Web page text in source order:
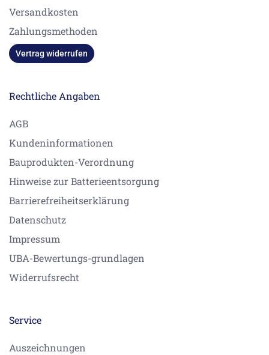
Versandkosten
Zahlungsmethoden
Vertrag widerrufen
Rechtliche Angaben
AGB
Kundeninformationen
Bauprodukten-Verordnung
Hinweise zur Batterieentsorgung
Barrierefreiheitserklärung
Datenschutz
Impressum
UBA-Bewertungs-grundlagen
Widerrufsrecht
Service
Auszeichnungen